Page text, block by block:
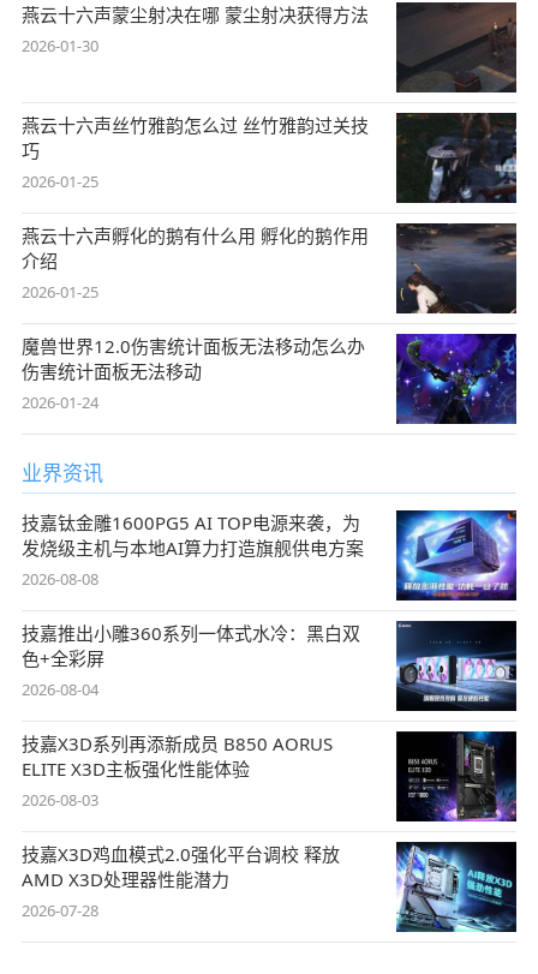
燕云十六声蒙尘射决在哪 蒙尘射决获得方法
2026-01-30
燕云十六声丝竹雅韵怎么过 丝竹雅韵过关技
巧
2026-01-25
燕云十六声孵化的鹅有什么用 孵化的鹅作用
介绍
2026-01-25
魔兽世界12.0伤害统计面板无法移动怎么办
伤害统计面板无法移动
2026-01-24
业界资讯
技嘉钛金雕1600PG5 AI TOP电源来袭，为
发烧级主机与本地AI算力打造旗舰供电方案
2026-08-08
技嘉推出小雕360系列一体式水冷：黑白双
色+全彩屏
2026-08-04
技嘉X3D系列再添新成员 B850 AORUS
ELITE X3D主板强化性能体验
2026-08-03
技嘉X3D鸡血模式2.0强化平台调校 释放
AMD X3D处理器性能潜力
2026-07-28